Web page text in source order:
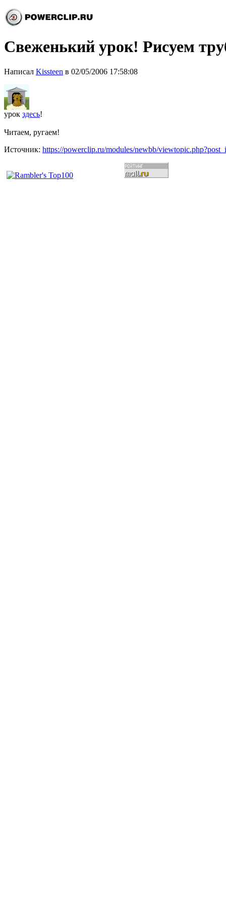
Свеженький урок! Рисуем
Написал Kissteen в 02/05/2006 17:58:08
урок здесь!
Читаем, ругаем!
Источник: https://powerclip.ru/modules/newbb/